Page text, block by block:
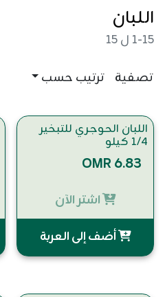
اللبان
1-15 ل15
تصفية ترتيب حسب
اللبان الحوجري للتبخير
١/٤ كيلو
OMR 6.83
اشتر الآن
أضف إلى العربة